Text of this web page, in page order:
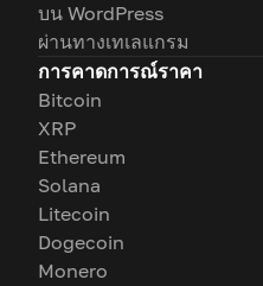
บน WordPress
ผ่านทางเทเลแกรม
การคาดการณ์ราคา
Bitcoin
XRP
Ethereum
Solana
Litecoin
Dogecoin
Monero